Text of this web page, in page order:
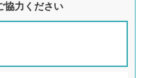
協力ください